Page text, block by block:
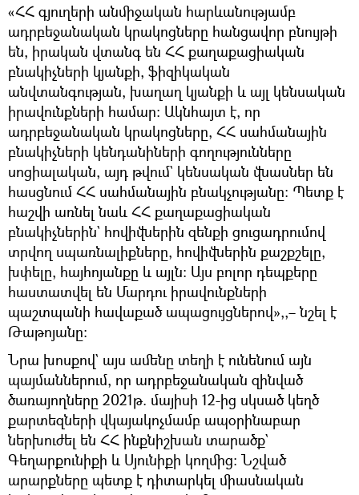
«ՀՀ գյուղերի անմիջական հարևանությամբ
ադրբեջանական կրակոցները հանցավոր բնույթի
են, իրական վտանգ են ՀՀ քաղաքացիական
բնակիչների կյանքի, ֆիզիկական
անվտանգության, խաղաղ կյանքի և այլ կենսական
իրավունքների համար: Ակնհայտ է, որ
ադրբեջանական կրակոցները, ՀՀ սահմանային
բնակիչների կենդանիների գողությունները
սոցիալական, այդ թվում` կենսական վնասներ են
հասցնում ՀՀ սահմանային բնակչությանը: Պետք է
հաշվի առնել նաև ՀՀ քաղաքացիական
բնակիչներին` հովիվներին զենքի ցուցադրումով
տրվող սպառնալիքները, հովիվներին քաշքշելը,
խփելը, հայհոյանքը և այլն: Այս բոլոր դեպքերը
հաստատվել են Մարդու իրավունքների
պաշտպանի հավաքած ապացույցներով»,,– նշել է
Թաթոյանը:
Նրա խոսքով` այս ամենը տեղի է ունենում այն
պայմաններում, որ ադրբեջանական զինված
ծառայողները 2021թ. մայիսի 12-ից սկսած կեղծ
քարտեզների վկայակոչմամբ ապօրինաբար
ներխուժել են ՀՀ ինքնիշխան տարածք`
Գեղարքունիքի և Սյունիքի կողմից: Նշված
արարքները պետք է դիտարկել միասնական